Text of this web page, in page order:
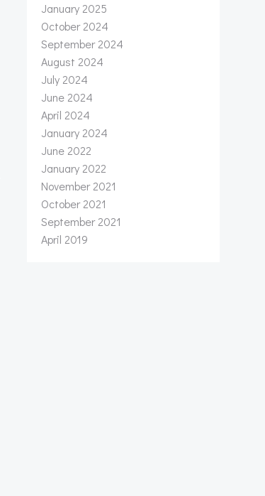
January 2025
October 2024
September 2024
August 2024
July 2024
June 2024
April 2024
January 2024
June 2022
January 2022
November 2021
October 2021
September 2021
April 2019